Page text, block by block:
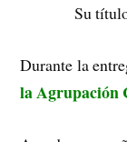
Su
Durante la
la Agrupación